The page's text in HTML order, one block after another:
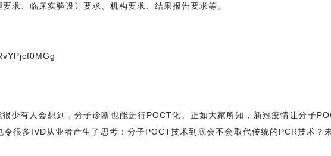
求、临床实验设计要求、机构要求、结果报告要求等。
少有人会想到，分子诊断也能进行POCT化。正如大家所知，新冠疫情让分子
很多IVD从业者产生了思考：分子POCT技术到底会不会取代传统的PCR技术？